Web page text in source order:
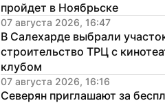
пройдет в Ноябрьске
07 августа 2026, 16:47
В Салехарде выбрали
строительство ТРЦ с
клубом
07 августа 2026, 16:16
Северян приглашают за